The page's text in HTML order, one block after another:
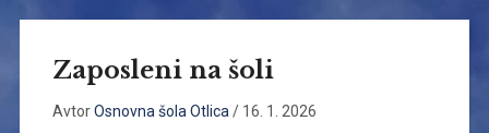
Zaposleni na šoli
AvtorOsnovna šola Otlica / 16. 1. 2026